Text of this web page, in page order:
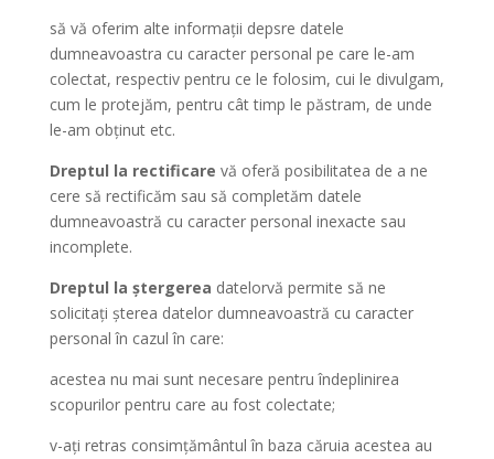
să vă oferim alte informații depsre datele
dumneavoastra cu caracter personal pe care le-am
colectat, respectiv pentru ce le folosim, cui le divulgam,
cum le protejăm, pentru cât timp le păstram, de unde
le-am obținut etc.
Dreptul la rectificare vă oferă posibilitatea de a ne
cere să rectificăm sau să completăm datele
dumneavoastră cu caracter personal inexacte sau
incomplete.
Dreptul la ștergerea datelorvă permite să ne
solicitați șterea datelor dumneavoastră cu caracter
personal în cazul în care:
acestea nu mai sunt necesare pentru îndeplinirea
scopurilor pentru care au fost colectate;
v-ați retras consimțământul în baza căruia acestea au